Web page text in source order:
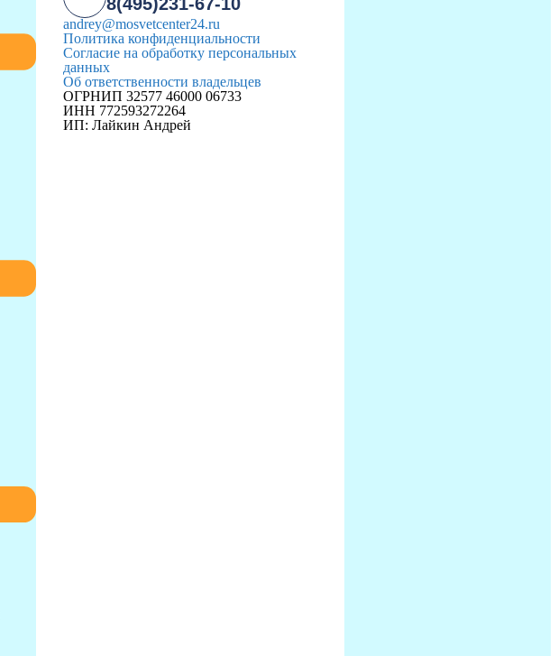
andrey@mosvetcenter24.ru
Политика конфиденциальности
Согласие на обработку персональных
данных
Об ответственности владельцев
ОГРНИП 32577 46000 06733
ИНН 772593272264
ИП: Лайкин Андрей